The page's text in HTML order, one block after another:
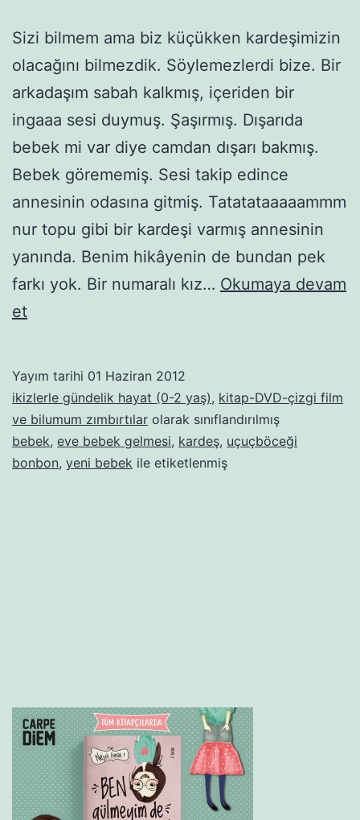
Sizi bilmem ama biz küçükken kardeşimizin
olacağını bilmezdik. Söylemezlerdi bize. Bir
arkadaşım sabah kalkmış, içeriden bir
ingaaa sesi duymuş. Şaşırmış. Dışarıda
bebek mi var diye camdan dışarı bakmış.
Bebek görememiş. Sesi takip edince
annesinin odasına gitmiş. Tatatataaaaammm
nur topu gibi bir kardeşi varmış annesinin
yanında. Benim hikâyenin de bundan pek
farkı yok. Bir numaralı kız… Okumaya devam
etBörtü
olur
da
benim
bebelerimin
Yayım tarihi 01 Haziran 2012
ikizlerle gündelik hayat (0-2 yaş), kitap-DVD-çizgi film
ve bilumum zımbırtılar olarak sınıflandırılmış
bebek, eve bebek gelmesi, kardeş, uçuçböceği
bonbon, yeni bebek ile etiketlenmiş